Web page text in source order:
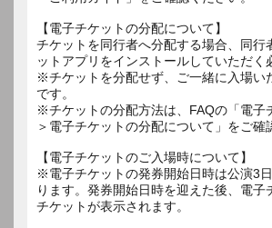
【電子チケットの分配について】
チケットを同行者へ分配する場合、同行
ットアプリをインストールしていただく
※チケットを分配せず、ご一緒に入場い
です。
※チケットの分配方法は、FAQの「電子
＞電子チケットの分配について」をご確
【電子チケットのご入場時について】
※電子チケットの発券開始日時は公演3
ります。発券開始日時を迎えた後、電子
チケットが表示されます。